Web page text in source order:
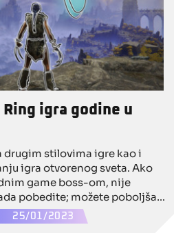
igra godine u
drugim stilovima igre kao i
igra otvorenog sveta. Ako
game boss-om, nije
pobedite; možete poboljšati
To u suštini znači da
pa se tako broj
25/01/2023